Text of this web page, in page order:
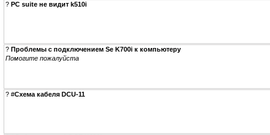
? PC suite не видит k510i
? Проблемы с подключением Se K700i к компьютеру
Помогите пожалуйста
? #Схема кабеля DCU-11